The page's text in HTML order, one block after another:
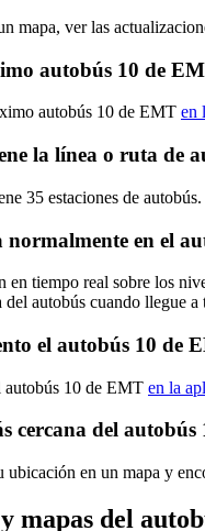
mapa, ver las
autobús 10 de
autobús 10 de EMT en
la línea o ruta de
35 estaciones de autobús.
en el
en tiempo real sobre los
autobús cuando llegue a
el autobús 10 de
autobús 10 de EMT en la
cercana del
ubicación en un mapa y
mapas del